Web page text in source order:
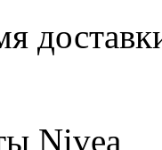
Nivea